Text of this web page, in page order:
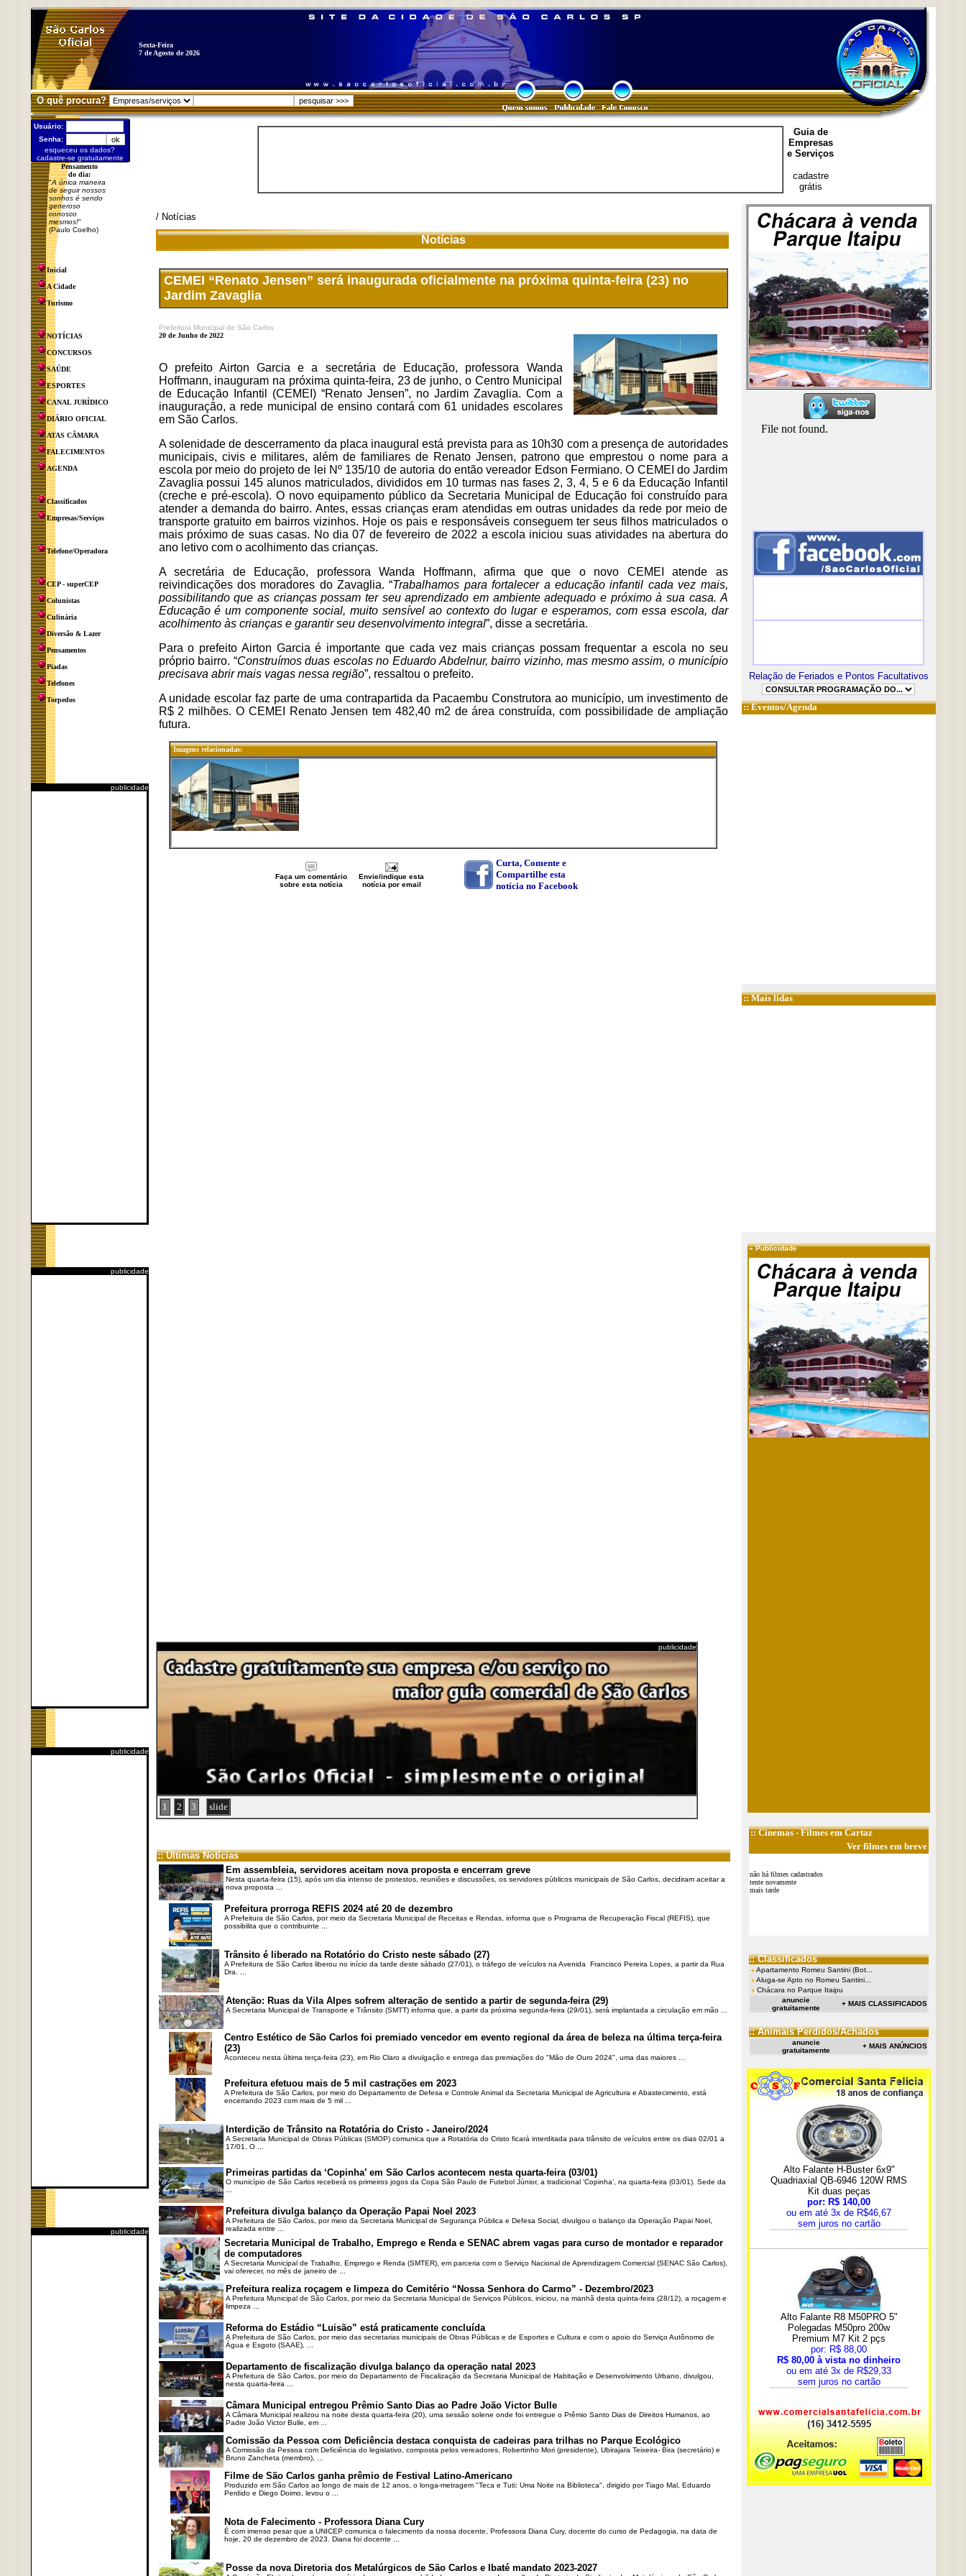
Sexta-Feira
7 de Agosto de 2026
O quê procura?
Usuário:
Senha:
esqueceu os dados?
cadastre-se gratuitamente
Pensamento
do dia:
"A única maneira
de seguir nossos
sonhos é sendo
generoso
conosco
mesmos!"
(Paulo Coelho)
Inicial
A Cidade
Turismo
NOTÍCIAS
CONCURSOS
SAÚDE
ESPORTES
CANAL JURÍDICO
DIÁRIO OFICIAL
ATAS CÂMARA
FALECIMENTOS
AGENDA
Classificados
Empresas/Serviços
Telefone/Operadora
CEP - superCEP
Colunistas
Culinária
Diversão & Lazer
Pensamentos
Piadas
Telefones
Torpedos
publicidade
publicidade
publicidade
publicidade
Guia de
Empresas
e Serviços
cadastre
grátis
/ Notícias
Notícias
CEMEI “Renato Jensen” será inaugurada oficialmente na próxima quinta-feira (23) no
Jardim Zavaglia
Prefeitura Municipal de São Carlos
20 de Junho de 2022
O prefeito Airton Garcia e a secretária de Educação, professora Wanda
Hoffmann, inauguram na próxima quinta-feira, 23 de junho, o Centro Municipal
de Educação Infantil (CEMEI) “Renato Jensen”, no Jardim Zavaglia. Com a
inauguração, a rede municipal de ensino contará com 61 unidades escolares
em São Carlos.
A solenidade de descerramento da placa inaugural está prevista para as 10h30 com a presença de autoridades
municipais, civis e militares, além de familiares de Renato Jensen, patrono que emprestou o nome para a
escola por meio do projeto de lei Nº 135/10 de autoria do então vereador Edson Fermiano. O CEMEI do Jardim
Zavaglia possui 145 alunos matriculados, divididos em 10 turmas nas fases 2, 3, 4, 5 e 6 da Educação Infantil
(creche e pré-escola). O novo equipamento público da Secretaria Municipal de Educação foi construído para
atender a demanda do bairro. Antes, essas crianças eram atendidas em outras unidades da rede por meio de
transporte gratuito em bairros vizinhos. Hoje os pais e responsáveis conseguem ter seus filhos matriculados o
mais próximo de suas casas. No dia 07 de fevereiro de 2022 a escola iniciou suas atividades na abertura do
ano letivo com o acolhimento das crianças.
A secretária de Educação, professora Wanda Hoffmann, afirma que que o novo CEMEI atende as
reivindicações dos moradores do Zavaglia. “Trabalhamos para fortalecer a educação infantil cada vez mais,
possibilitando que as crianças possam ter seu aprendizado em ambiente adequado e próximo à sua casa. A
Educação é um componente social, muito sensível ao contexto do lugar e esperamos, com essa escola, dar
acolhimento às crianças e garantir seu desenvolvimento integral”, disse a secretária.
Para o prefeito Airton Garcia é importante que cada vez mais crianças possam frequentar a escola no seu
próprio bairro. “Construímos duas escolas no Eduardo Abdelnur, bairro vizinho, mas mesmo assim, o município
precisava abrir mais vagas nessa região”, ressaltou o prefeito.
A unidade escolar faz parte de uma contrapartida da Pacaembu Construtora ao município, um investimento de
R$ 2 milhões. O CEMEI Renato Jensen tem 482,40 m2 de área construída, com possibilidade de ampliação
futura.
Imagens relacionadas:
Curta, Comente e
Compartilhe esta
notícia no Facebook
Faça um comentário
sobre esta notícia
Envie/indique esta
notícia por email
publicidade
1 2 3 slide
:: Últimas Notícias
Em assembleia, servidores aceitam nova proposta e encerram greve
Nesta quarta-feira (15), após um dia intenso de protestos, reuniões e discussões, os servidores públicos municipais de São Carlos, decidiram aceitar a
nova proposta ...
Prefeitura prorroga REFIS 2024 até 20 de dezembro
A Prefeitura de São Carlos, por meio da Secretaria Municipal de Receitas e Rendas, informa que o Programa de Recuperação Fiscal (REFIS), que
possibilita que o contribuinte ...
Trânsito é liberado na Rotatório do Cristo neste sábado (27)
A Prefeitura de São Carlos liberou no início da tarde deste sábado (27/01), o tráfego de veículos na Avenida Francisco Pereira Lopes, a partir da Rua
Dra. ...
Atenção: Ruas da Vila Alpes sofrem alteração de sentido a partir de segunda-feira (29)
A Secretaria Municipal de Transporte e Trânsito (SMTT) informa que, a partir da próxima segunda-feira (29/01), será implantada a circulação em mão ...
Centro Estético de São Carlos foi premiado vencedor em evento regional da área de beleza na última terça-feira
(23)
Aconteceu nesta última terça-feira (23), em Rio Claro a divulgação e entrega das premiações do "Mão de Ouro 2024", uma das maiores ...
Prefeitura efetuou mais de 5 mil castrações em 2023
A Prefeitura de São Carlos, por meio do Departamento de Defesa e Controle Animal da Secretaria Municipal de Agricultura e Abastecimento, está
encerrando 2023 com mais de 5 mil ...
Interdição de Trânsito na Rotatória do Cristo - Janeiro/2024
A Secretaria Municipal de Obras Públicas (SMOP) comunica que a Rotatória do Cristo ficará interditada para trânsito de veículos entre os dias 02/01 a
17/01. O ...
Primeiras partidas da ‘Copinha’ em São Carlos acontecem nesta quarta-feira (03/01)
O município de São Carlos receberá os primeiros jogos da Copa São Paulo de Futebol Júnior, a tradicional ‘Copinha’, na quarta-feira (03/01). Sede da
Prefeitura divulga balanço da Operação Papai Noel 2023
A Prefeitura de São Carlos, por meio da Secretaria Municipal de Segurança Pública e Defesa Social, divulgou o balanço da Operação Papai Noel,
realizada entre ...
Secretaria Municipal de Trabalho, Emprego e Renda e SENAC abrem vagas para curso de montador e reparador
de computadores
A Secretaria Municipal de Trabalho, Emprego e Renda (SMTER), em parceria com o Serviço Nacional de Aprendizagem Comercial (SENAC São Carlos),
vai oferecer, no mês de janeiro de ...
Prefeitura realiza roçagem e limpeza do Cemitério “Nossa Senhora do Carmo” - Dezembro/2023
A Prefeitura Municipal de São Carlos, por meio da Secretaria Municipal de Serviços Públicos, iniciou, na manhã desta quinta-feira (28/12), a roçagem e
limpeza ...
Reforma do Estádio “Luisão” está praticamente concluída
A Prefeitura de São Carlos, por meio das secretarias municipais de Obras Públicas e de Esportes e Cultura e com o apoio do Serviço Autônomo de
Água e Esgoto (SAAE), ...
Departamento de fiscalização divulga balanço da operação natal 2023
A Prefeitura de São Carlos, por meio do Departamento de Fiscalização da Secretaria Municipal de Habitação e Desenvolvimento Urbano, divulgou,
nesta quarta-feira ...
Câmara Municipal entregou Prêmio Santo Dias ao Padre João Victor Bulle
A Câmara Municipal realizou na noite desta quarta-feira (20), uma sessão solene onde foi entregue o Prêmio Santo Dias de Direitos Humanos, ao
Padre João Victor Bulle, em ...
Comissão da Pessoa com Deficiência destaca conquista de cadeiras para trilhas no Parque Ecológico
A Comissão da Pessoa com Deficiência do legislativo, composta pelos vereadores, Robertinho Mori (presidente), Ubirajara Teixeira- Bira (secretário) e
Bruno Zancheta (membro), ...
Filme de São Carlos ganha prêmio de Festival Latino-Americano
Produzido em São Carlos ao longo de mais de 12 anos, o longa-metragem "Teca e Tuti: Uma Noite na Biblioteca", dirigido por Tiago Mal, Eduardo
Perdido e Diego Doimo, levou o ...
Nota de Falecimento - Professora Diana Cury
É com imenso pesar que a UNICEP comunica o falecimento da nossa docente, Professora Diana Cury, docente do curso de Pedagogia, na data de
hoje, 20 de dezembro de 2023. Diana foi docente ...
Posse da nova Diretoria dos Metalúrgicos de São Carlos e Ibaté mandato 2023-2027
Relação de Feriados e Pontos Facultativos
::Eventos/Agenda
:: Mais lidas
»Publicidade
::Cinemas- Filmes em Cartaz
Ver filmes em breve
não há filmes cadastrados
tente novamente
mais tarde
:: Classificados
Apartamento Romeu Santini (Bot...
Aluga-se Apto no Romeu Santini...
Chácara no Parque Itaipu
anuncie
gratuitamente
+ MAIS CLASSIFICADOS
:: Animais Perdidos/Achados
anuncie
gratuitamente
+ MAIS ANÚNCIOS